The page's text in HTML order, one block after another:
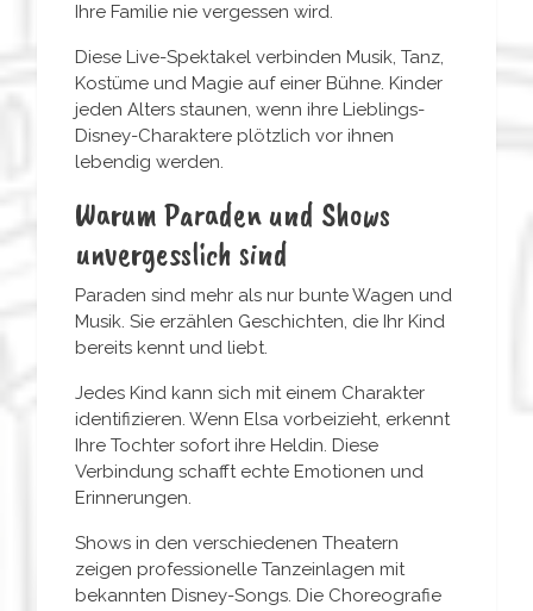
Ihre Familie nie vergessen wird.
Diese Live-Spektakel verbinden Musik, Tanz,
Kostüme und Magie auf einer Bühne. Kinder
jeden Alters staunen, wenn ihre Lieblings-
Disney-Charaktere plötzlich vor ihnen
lebendig werden.
Warum Paraden und Shows
unvergesslich sind
Paraden sind mehr als nur bunte Wagen und
Musik. Sie erzählen Geschichten, die Ihr Kind
bereits kennt und liebt.
Jedes Kind kann sich mit einem Charakter
identifizieren. Wenn Elsa vorbeizieht, erkennt
Ihre Tochter sofort ihre Heldin. Diese
Verbindung schafft echte Emotionen und
Erinnerungen.
Shows in den verschiedenen Theatern
zeigen professionelle Tanzeinlagen mit
bekannten Disney-Songs. Die Choreografie